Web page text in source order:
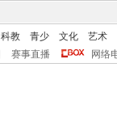
科教 青少 文化
艺术
赛事直播 网络